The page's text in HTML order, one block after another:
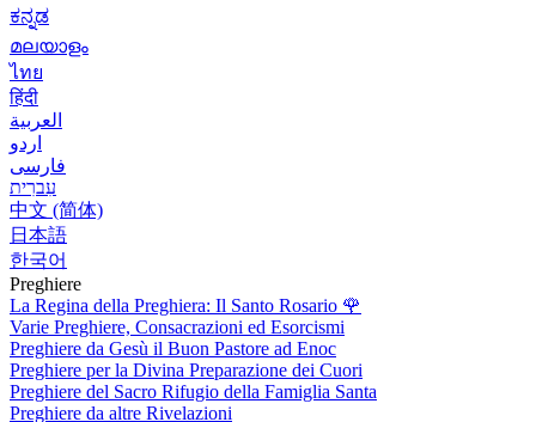
ಕನ್ನಡ
മലയാളം
ไทย
हिंदी
العربية
اردو
فارسی
עִברִית
中文 (简体)
日本語
한국어
Preghiere
La Regina della Preghiera: Il Santo Rosario 🌹
Varie Preghiere, Consacrazioni ed Esorcismi
Preghiere da Gesù il Buon Pastore ad Enoc
Preghiere per la Divina Preparazione dei Cuori
Preghiere del Sacro Rifugio della Famiglia Santa
Preghiere da altre Rivelazioni